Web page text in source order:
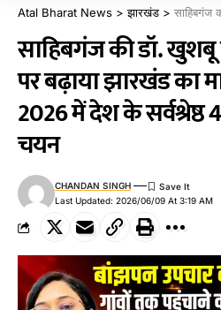
Atal Bharat News >झारखंड > साहिबगंज की डॉ. खुशबू प्रिया
साहिबगंज की डॉ. खुशबू
पर बढ़ाया झारखंड का
2026 में देश के
चयन
Last Updated: 2026/06/09 At 3:19 AM
CHANDAN SINGH